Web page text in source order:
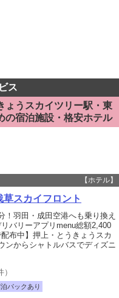
ス
ょうスカイツリー駅・東
の宿泊施設・格安ホテル
【ホテル】
スカイフロント
羽田・成田空港へも乗り換え
バリーアプリmenu総額2,400
布中】押上・とうきょうスカ
ンからシャトルバスでディズニ
）
パックあり